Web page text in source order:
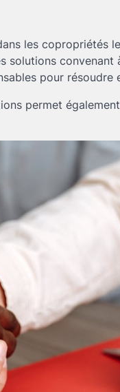
les copropriétés
convenant
pour résoudre
permet